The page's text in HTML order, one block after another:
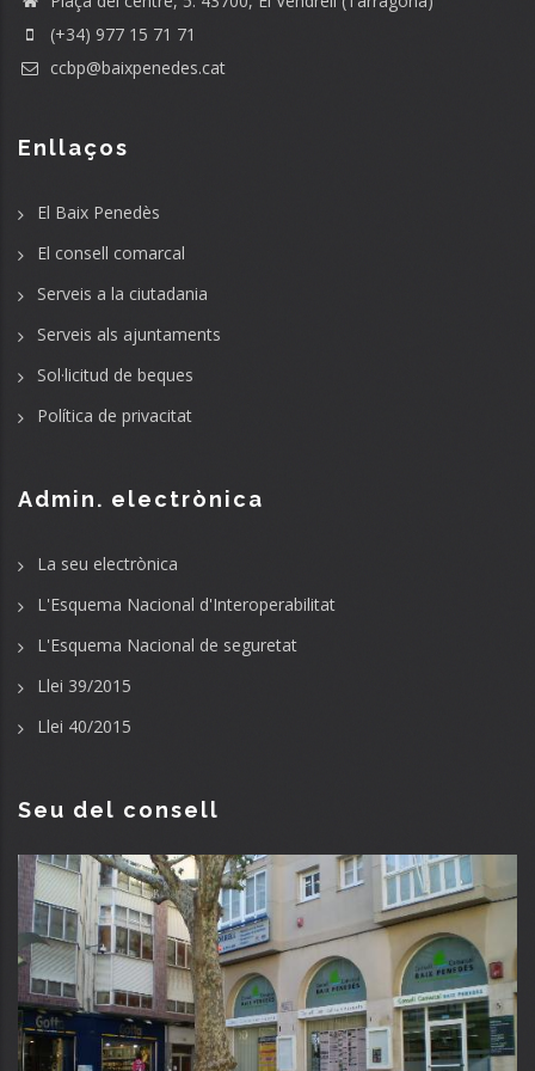
(+34) 977 15 71 71
ccbp@baixpenedes.cat
Enllaços
El Baix Penedès
El consell comarcal
Serveis a la ciutadania
Serveis als ajuntaments
Sol·licitud de beques
Política de privacitat
Admin. electrònica
La seu electrònica
L'Esquema Nacional d'Interoperabilitat
L'Esquema Nacional de seguretat
Llei 39/2015
Llei 40/2015
Seu del consell